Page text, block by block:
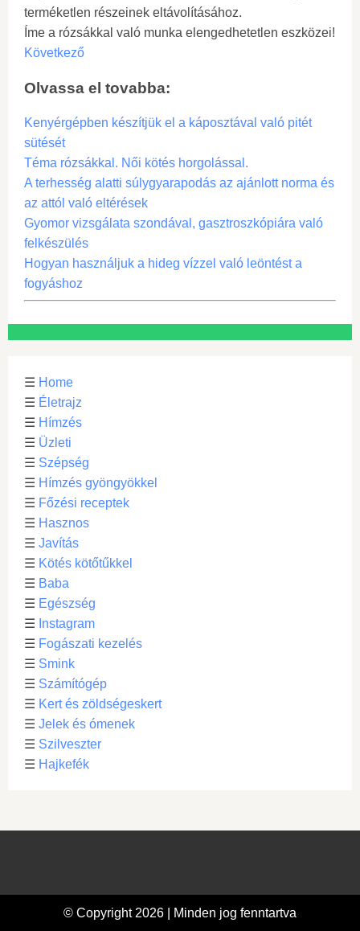
terméketlen részeinek eltávolításához.
Íme a rózsákkal való munka elengedhetetlen eszközei!
Következő
Olvassa el tovabba:
Kenyérgépben készítjük el a káposztával való pitét
sütését
Téma rózsákkal. Női kötés horgolással.
A terhesség alatti súlygyarapodás az ajánlott norma és
az attól való eltérések
Gyomor vizsgálata szondával, gasztroszkópiára való
felkészülés
Hogyan használjuk a hideg vízzel való leöntést a
fogyáshoz
☰ Home
☰ Életrajz
☰ Hímzés
☰ Üzleti
☰ Szépség
☰ Hímzés gyöngyökkel
☰ Főzési receptek
☰ Hasznos
☰ Javítás
☰ Kötés kötőtűkkel
☰ Baba
☰ Egészség
☰ Instagram
☰ Fogászati kezelés
☰ Smink
☰ Számítógép
☰ Kert és zöldségeskert
☰ Jelek és ómenek
☰ Szilveszter
☰ Hajkefék
© Copyright 2026 | Minden jog fenntartva